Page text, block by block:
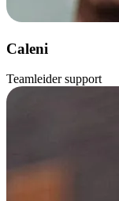
Caleni
Teamleider support